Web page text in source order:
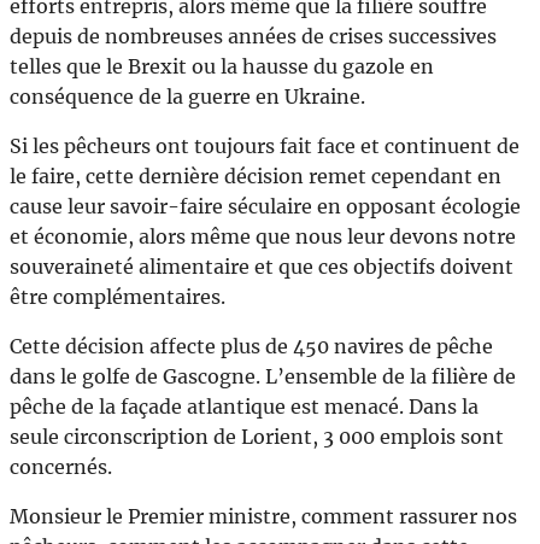
efforts entrepris, alors même que la filière souffre
depuis de nombreuses années de crises successives
telles que le Brexit ou la hausse du gazole en
conséquence de la guerre en Ukraine.
Si les pêcheurs ont toujours fait face et continuent de
le faire, cette dernière décision remet cependant en
cause leur savoir-faire séculaire en opposant écologie
et économie, alors même que nous leur devons notre
souveraineté alimentaire et que ces objectifs doivent
être complémentaires.
Cette décision affecte plus de 450 navires de pêche
dans le golfe de Gascogne. L’ensemble de la filière de
pêche de la façade atlantique est menacé. Dans la
seule circonscription de Lorient, 3 000 emplois sont
concernés.
Monsieur le Premier ministre, comment rassurer nos